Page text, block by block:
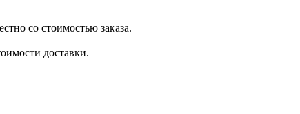
со стоимостью заказа.
доставки.